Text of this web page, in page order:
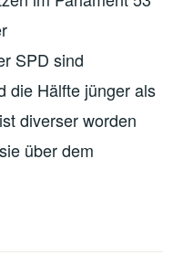
SPD sind
die Hälfte jünger als
diverser worden
über dem